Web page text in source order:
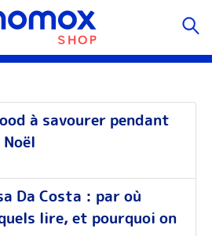
à savourer pendant
Da Costa : par où
lire, et pourquoi on